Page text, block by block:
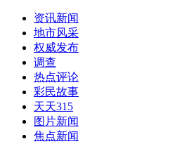
资讯新闻
地市风采
权威发布
调查
热点评论
彩民故事
天天315
图片新闻
焦点新闻